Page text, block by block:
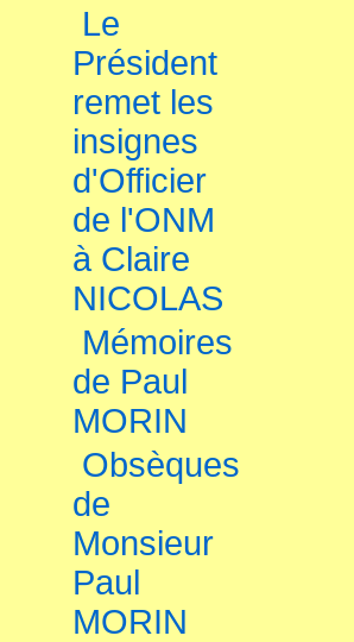
Le
Président
remet les
insignes
d'Officier
de l'ONM
à Claire
NICOLAS
Mémoires
de Paul
MORIN
Obsèques
de
Monsieur
Paul
MORIN